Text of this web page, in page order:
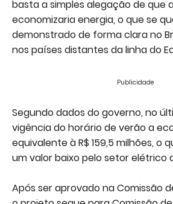
basta a simples alegação de que
economizaria energia, o que se
demonstrado de forma clara no
nos países distantes da linha do
Publicidade
Segundo dados do governo, no
vigência do horário de verão a
equivalente à R$ 159,5 milhões, o
um valor baixo pelo setor elétrico
Após ser aprovado na Comissão